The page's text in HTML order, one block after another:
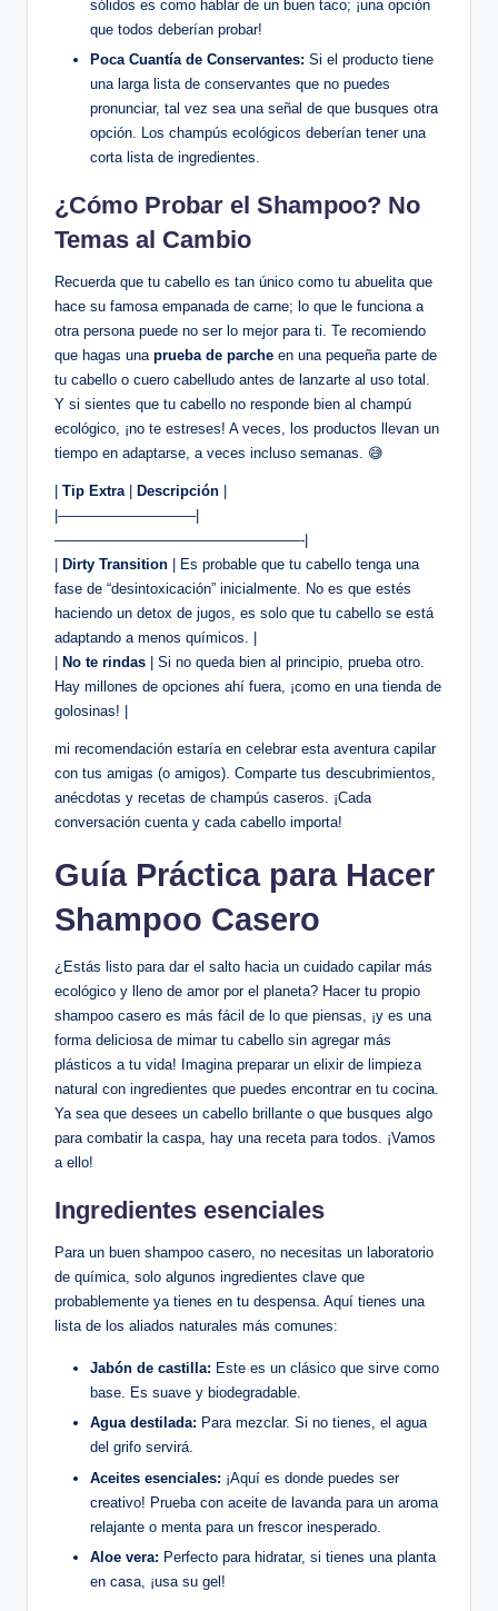
sólidos es como hablar de un buen taco; ¡una opción
que todos deberían probar!
Poca Cuantía de Conservantes: Si el producto tiene
una larga lista de conservantes que no puedes
pronunciar, tal vez sea una señal de que busques otra
opción. Los champús ecológicos deberían tener una
corta lista de ingredientes.
¿Cómo Probar el Shampoo? No
Temas al Cambio
Recuerda que tu cabello es tan único como tu abuelita que
hace su famosa empanada de carne; lo que le funciona a
otra persona puede no ser lo mejor para ti. Te recomiendo
que hagas una prueba de parche en una pequeña parte de
tu cabello o cuero cabelludo antes de lanzarte al uso total.
Y si sientes que tu cabello no responde bien al champú
ecológico, ¡no te estreses! A veces, los productos llevan un
tiempo en adaptarse, a veces incluso semanas. 😅
Tip Extra| Descripción
|—————————–|
—————————————————-|
Dirty Transition | Es probable que tu cabello tenga una
fase de “desintoxicación” inicialmente. No es que estés
haciendo un detox de jugos, es solo que tu cabello se está
adaptando a menos químicos. |
No te rindas | Si no queda bien al principio, prueba otro.
Hay millones de opciones ahí fuera, ¡como en una tienda de
golosinas! |
mi recomendación estaría en celebrar esta aventura capilar
con tus amigas (o amigos). Comparte tus descubrimientos,
anécdotas y recetas de champús caseros. ¡Cada
conversación cuenta y cada cabello importa!
Guía Práctica para Hacer
Shampoo Casero
¿Estás listo para dar el salto hacia un cuidado capilar más
ecológico y lleno de amor por el planeta? Hacer tu propio
shampoo casero es más fácil de lo que piensas, ¡y es una
forma deliciosa de mimar tu cabello sin agregar más
plásticos a tu vida! Imagina preparar un elixir de limpieza
natural con ingredientes que puedes encontrar en tu cocina.
Ya sea que desees un cabello brillante o que busques algo
para combatir la caspa, hay una receta para todos. ¡Vamos
a ello!
Ingredientes esenciales
Para un buen shampoo casero, no necesitas un laboratorio
de química, solo algunos ingredientes clave que
probablemente ya tienes en tu despensa. Aquí tienes una
lista de los aliados naturales más comunes:
Jabón de castilla: Este es un clásico que sirve como
base. Es suave y biodegradable.
Agua destilada: Para mezclar. Si no tienes, el agua
del grifo servirá.
Aceites esenciales: ¡Aquí es donde puedes ser
creativo! Prueba con aceite de lavanda para un aroma
relajante o menta para un frescor inesperado.
Aloe vera: Perfecto para hidratar, si tienes una planta
en casa, ¡usa su gel!